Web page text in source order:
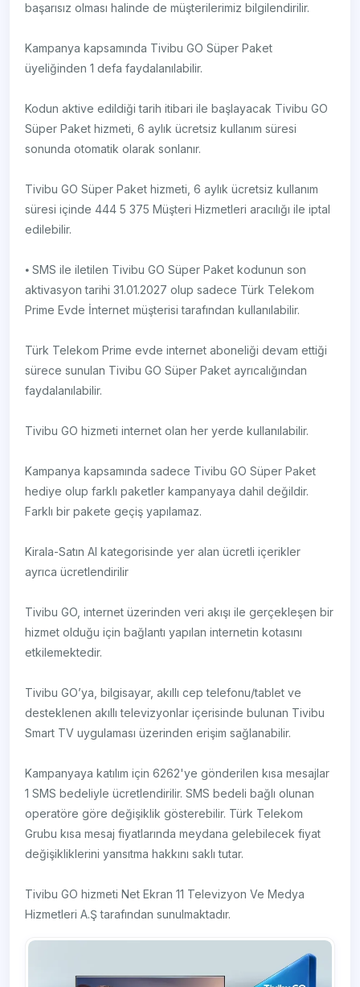
başarısız olması halinde de müşterilerimiz bilgilendirilir.
Kampanya kapsamında Tivibu GO Süper Paket
üyeliğinden 1 defa faydalanılabilir.
Kodun aktive edildiği tarih itibari ile başlayacak Tivibu GO
Süper Paket hizmeti, 6 aylık ücretsiz kullanım süresi
sonunda otomatik olarak sonlanır.
Tivibu GO Süper Paket hizmeti, 6 aylık ücretsiz kullanım
süresi içinde 444 5 375 Müşteri Hizmetleri aracılığı ile iptal
edilebilir.
⦁ SMS ile iletilen Tivibu GO Süper Paket kodunun son
aktivasyon tarihi 31.01.2027 olup sadece Türk Telekom
Prime Evde İnternet müşterisi tarafından kullanılabilir.
Türk Telekom Prime evde internet aboneliği devam ettiği
sürece sunulan Tivibu GO Süper Paket ayrıcalığından
faydalanılabilir.
Tivibu GO hizmeti internet olan her yerde kullanılabilir.
Kampanya kapsamında sadece Tivibu GO Süper Paket
hediye olup farklı paketler kampanyaya dahil değildir.
Farklı bir pakete geçiş yapılamaz.
Kirala-Satın Al kategorisinde yer alan ücretli içerikler
ayrıca ücretlendirilir
Tivibu GO, internet üzerinden veri akışı ile gerçekleşen bir
hizmet olduğu için bağlantı yapılan internetin kotasını
etkilemektedir.
Tivibu GO’ya, bilgisayar, akıllı cep telefonu/tablet ve
desteklenen akıllı televizyonlar içerisinde bulunan Tivibu
Smart TV uygulaması üzerinden erişim sağlanabilir.
Kampanyaya katılım için 6262'ye gönderilen kısa mesajlar
1 SMS bedeliyle ücretlendirilir. SMS bedeli bağlı olunan
operatöre göre değişiklik gösterebilir. Türk Telekom
Grubu kısa mesaj fiyatlarında meydana gelebilecek fiyat
değişikliklerini yansıtma hakkını saklı tutar.
Tivibu GO hizmeti Net Ekran 11 Televizyon Ve Medya
Hizmetleri A.Ş tarafından sunulmaktadır.